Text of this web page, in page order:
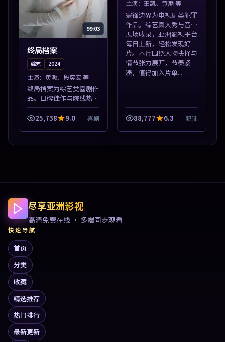
99:03
终局档案
综艺 2024
主演： 黄渤、段奕宏 等
终局档案为综艺类喜剧作
品。口碑佳作与院线热映
精选，高清免费在线资
源，多端适配随时观看。
得加入片单。
25,738 9.0 喜剧
主演： 王凯、黄渤 等
寒锋边界为电视剧类犯罪
作品。综艺真人秀与音乐
现场收录，亚洲影视平台
每日上新，轻松发现好
片。本片围绕人物抉择与
情节张力展开，节奏紧
凑，值得加入片单...
88,777 6.3 犯罪
尽享亚洲影视
高清免费在线 · 多端同步观看
快速导航
首页
分类
收藏
精选推荐
热门排行
最新更新